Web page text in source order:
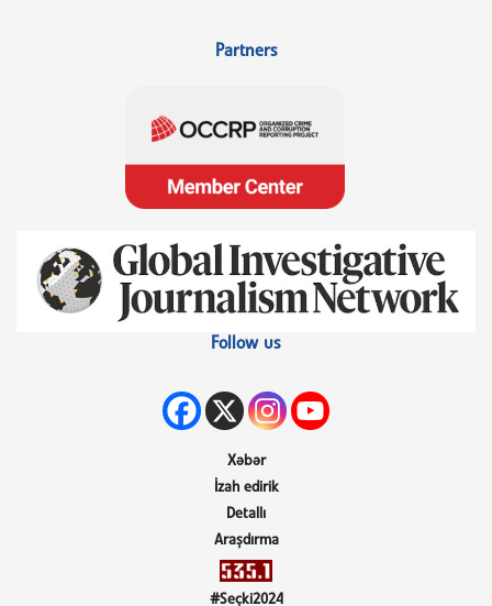
Partners
Follow us
Xəbər
İzah edirik
Detallı
Araşdırma
#Seçki2024